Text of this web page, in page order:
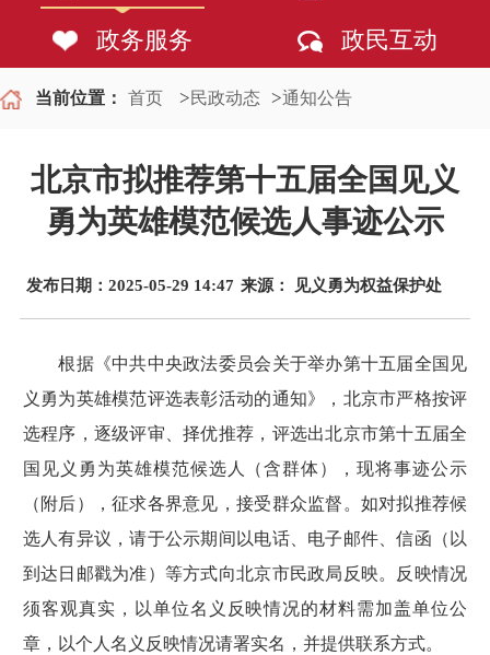
政务服务 政民互动
当前位置： 首页 >民政动态 >通知公告
北京市拟推荐第十五届全国见义
勇为英雄模范候选人事迹公示
发布日期：2025-05-29 14:47 来源： 见义勇为权益保护处
根据《中共中央政法委员会关于举办第十五届全国见
义勇为英雄模范评选表彰活动的通知》，北京市严格按评
选程序，逐级评审、择优推荐，评选出北京市第十五届全
国见义勇为英雄模范候选人（含群体），现将事迹公示
（附后），征求各界意见，接受群众监督。如对拟推荐候
选人有异议，请于公示期间以电话、电子邮件、信函（以
到达日邮戳为准）等方式向北京市民政局反映。反映情况
须客观真实，以单位名义反映情况的材料需加盖单位公
章，以个人名义反映情况请署实名，并提供联系方式。